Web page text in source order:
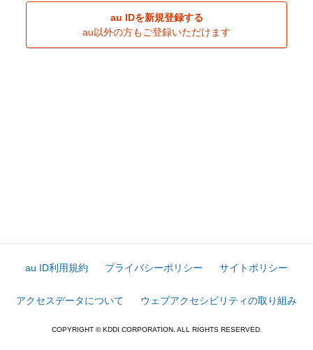
au IDを新規登録する
au以外の方もご登録いただけます
au ID利用規約 プライバシーポリシー サイトポリシー
アクセスデータについて ウェブアクセシビリティの取り組み
COPYRIGHT © KDDI CORPORATION. ALL RIGHTS RESERVED.